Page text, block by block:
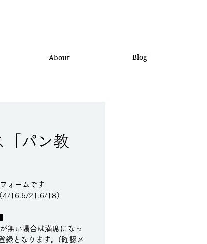
About Blog
「パン教
ォームです
16.5/21.6/18）
無い場合は満席になっ
録となります。(確認メ